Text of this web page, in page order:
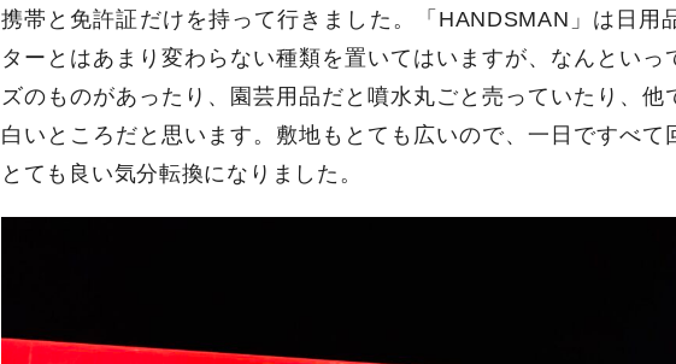
携帯と免許証だけを持って行きました。「HANDSMAN」は日用
ターとはあまり変わらない種類を置いてはいますが、なんとい
ズのものがあったり、園芸用品だと噴水丸ごと売っていたり、
白いところだと思います。敷地もとても広いので、一日ですべて
とても良い気分転換になりました。